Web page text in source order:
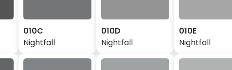
010C
Nightfall
010D
Nightfall
010E
Nightfall